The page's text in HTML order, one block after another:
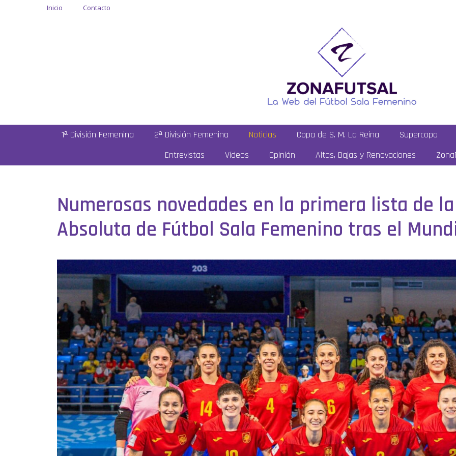
Inicio Contacto
1ª División Femenina 2ª División Femenina Noticias Copa de S. M. La Reina
Supercopa
Entrevistas
Vídeos Opinión Altas, Bajas y Renovaciones
Numerosas novedades en la primera lista de
Absoluta de Fútbol Sala Femenino tras el